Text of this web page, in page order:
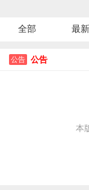
全部 最新
公告 公告
本